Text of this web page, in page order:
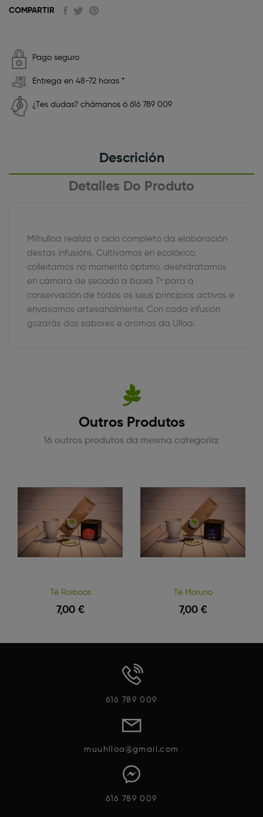
COMPARTIR
Pago seguro
Entrega en 48-72 horas *
¿Tes dudas? chámanos ó 616 789 009
Descrición
Detalles Do Produto
Milhulloa realiza o ciclo completo da elaboración
destas infusións. Cultivamos en ecolóxico,
colleitamos no momento óptimo, deshidratamos
en cámara de secado a baixa Tª para a
conservación de todos os seus principios activos e
envasamos artesanalmente. Con cada infusión
gozarás dos sabores e aromas da Ulloa.
Outros Produtos
16 outros produtos da mesma categoría:
Té Roiboos
7,00 €
Té Moruno
7,00 €
616 789 009
muuhlloa@gmail.com
616 789 009